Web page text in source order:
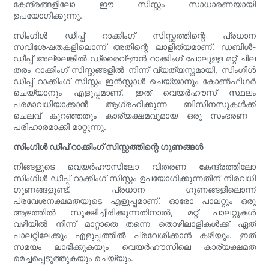
കേന്ദ്രങ്ങളിലോ ഈ സിസ്റ്റം സാധാരണയായി
ഉപയോഗിക്കുന്നു.
സിംഗിൾ ഡീപ്പ് റാക്കിംഗ് സിസ്റ്റത്തിന്റെ പ്രധാന
സവിശേഷതകളിലൊന്ന് അതിന്റെ ലാളിത്യമാണ്. ഡബിൾ-
ഡീപ്പ് അല്ലെങ്കിൽ ഡ്രൈവ്-ഇൻ റാക്കിംഗ് പോലുള്ള മറ്റ് ചില
തരം റാക്കിംഗ് സിസ്റ്റങ്ങളിൽ നിന്ന് വ്യത്യസ്തമായി, സിംഗിൾ
ഡീപ്പ് റാക്കിംഗ് സിസ്റ്റം ഇൻസ്റ്റാൾ ചെയ്യാനും കോൺഫിഗർ
ചെയ്യാനും എളുപ്പമാണ്. ഇത് വെയർഹൗസ് സ്ഥലം
പരമാവധിയാക്കാൻ ആഗ്രഹിക്കുന്ന ബിസിനസുകൾക്ക്
ചെലവ് കുറഞ്ഞതും കാര്യക്ഷമവുമായ ഒരു സംഭരണ ​​
പരിഹാരമാക്കി മാറ്റുന്നു.
സിംഗിൾ ഡീപ് റാക്കിംഗ് സിസ്റ്റത്തിന്റെ ഗുണങ്ങൾ
നിങ്ങളുടെ വെയർഹൗസിലോ വിതരണ കേന്ദ്രത്തിലോ
സിംഗിൾ ഡീപ്പ് റാക്കിംഗ് സിസ്റ്റം ഉപയോഗിക്കുന്നതിന് നിരവധി
ഗുണങ്ങളുണ്ട്. പ്രധാന ഗുണങ്ങളിലൊന്ന്
പ്രവേശനക്ഷമതയുടെ എളുപ്പമാണ്. ഓരോ പാലറ്റും ഒരു
ആഴത്തിൽ സൂക്ഷിച്ചിരിക്കുന്നതിനാൽ, മറ്റ് പാലറ്റുകൾ
വഴിയിൽ നിന്ന് മാറ്റാതെ തന്നെ തൊഴിലാളികൾക്ക് ഏത്
പാലറ്റിലേക്കും എളുപ്പത്തിൽ പ്രവേശിക്കാൻ കഴിയും. ഇത്
സമയം ലാഭിക്കുകയും വെയർഹൗസിലെ കാര്യക്ഷമത
മെച്ചപ്പെടുത്തുകയും ചെയ്യും.